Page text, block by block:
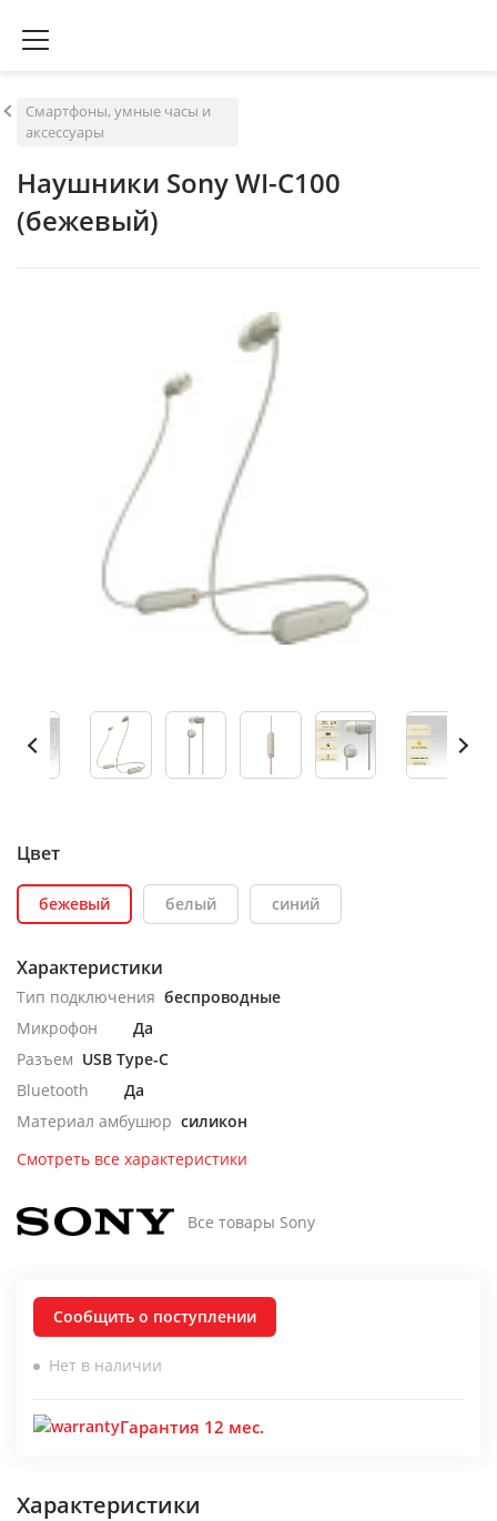
Смартфоны, умные часы и
аксессуары
Наушники Sony WI-C100
(бежевый)
Цвет
бежевый белый синий
Характеристики
Тип подключения беспроводные
Микрофон
Да
Разъем USB Type-C
Bluetooth
Да
Материал амбушюр силикон
Смотреть все характеристики
Все товары Sony
Сообщить о поступлении
Нет в наличии
Гарантия 12 мес.
Характеристики